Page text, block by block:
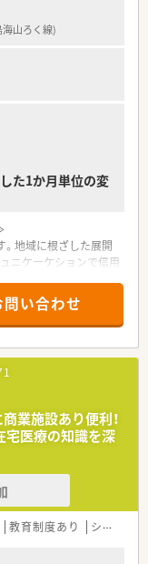
山ろく線)
た1か月単位の変
地域に根ざした展開
ニケーケションで信用
しの良い社風で、社員
を発揮できる環境を大
姿勢を持つ社員を評
いところもしっかり評
です≫
っています。薬局内の
のあるタイプを採用
ピングモールもあり便
さい。また、資格取得
門性の高い知識の習得
問い合わせ
業施設あり便利！
宅医療の知識を深
教育制度あり シフト制